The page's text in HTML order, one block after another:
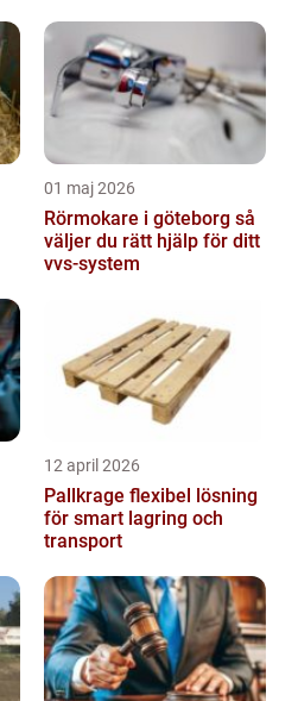
01 maj 2026
Rörmokare i göteborg så
väljer du rätt hjälp för ditt
vvs-system
12 april 2026
Pallkrage flexibel lösning
för smart lagring och
transport